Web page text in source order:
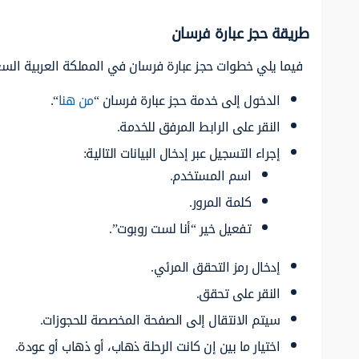
طريقة حجز عبارة فرسان
فيما يلي خطوات حجز عبارة فرسان في المملكة العربية
الدخول إلى خدمة حجز عبارة فرسان “من هنا“.
النقر على الرابط المرفق للخدمة.
إجراء التسجيل عبر إدخال البيانات التالية:
اسم المستخدم.
كلمة المرور.
تفعيل خير “أنا لست روبوت”.
إدخال رمز التحقق المرئي.
النقر على تحقق.
سيتم الانتقال إلى الصفحة المخصصة للحجوزات.
اختيار ما بين إن كانت الرحلة ذهاب، أو ذهاب أو عودة.